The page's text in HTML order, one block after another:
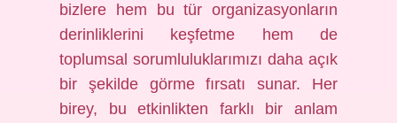
bizlere hem bu tür organizasyonların
derinliklerini keşfetme hem de
toplumsal sorumluluklarımızı daha açık
bir şekilde görme fırsatı sunar. Her
birey, bu etkinlikten farklı bir anlam